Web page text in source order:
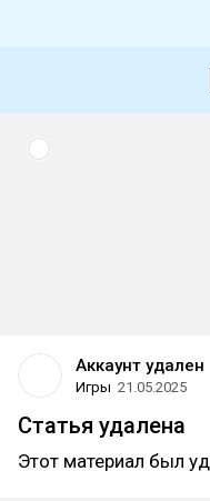
Аккаунт удален
Игры 21.05.2025
Статья удалена
Этот материал был